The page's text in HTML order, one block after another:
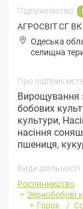
Підприємство:
АГРОСВІТ СГ ВК
Одеська
селищна
Про
Вирощування
бобових
культури,
насіння
пшениця,
Види діяльності
Рослинництво
Зернобобові
Горох